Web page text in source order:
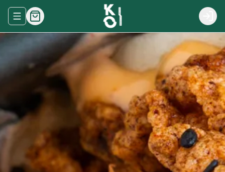
Abrir menu de navegación